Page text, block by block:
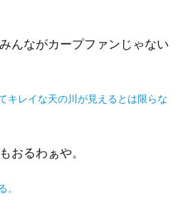
んながカープファンじゃない
キレイな天の川が見えるとは限らな
おるわぁや。
。